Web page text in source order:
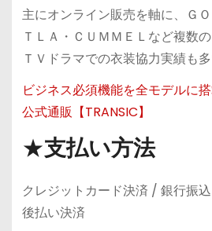
主にオンライン販売を軸に、Ｇ
ＴＬＡ・ＣＵＭＭＥＬなど複数
ＴＶドラマでの衣装協力実績も多
ビジネス必須機能を全モデルに
公式通販【TRANSIC】
★支払い方法
クレジットカード決済 / 銀行振
後払い決済